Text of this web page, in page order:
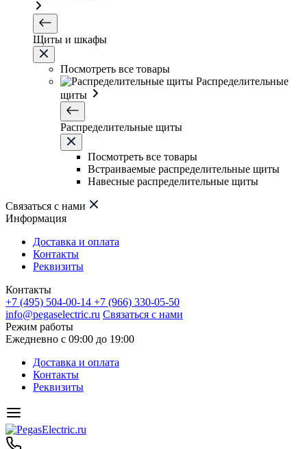
Щиты и шкафы
Посмотреть все товары
Распределительные
щиты
Распределительные щиты
Посмотреть все товары
Встраиваемые распределительные щиты
Навесные распределительные щиты
Связаться с нами
Информация
Доставка и оплата
Контакты
Реквизиты
Контакты
+7 (495) 504-00-14 +7 (966) 330-05-50
info@pegaselectric.ru Связаться с нами
Режим работы
Ежедневно с 09:00 до 19:00
Доставка и оплата
Контакты
Реквизиты